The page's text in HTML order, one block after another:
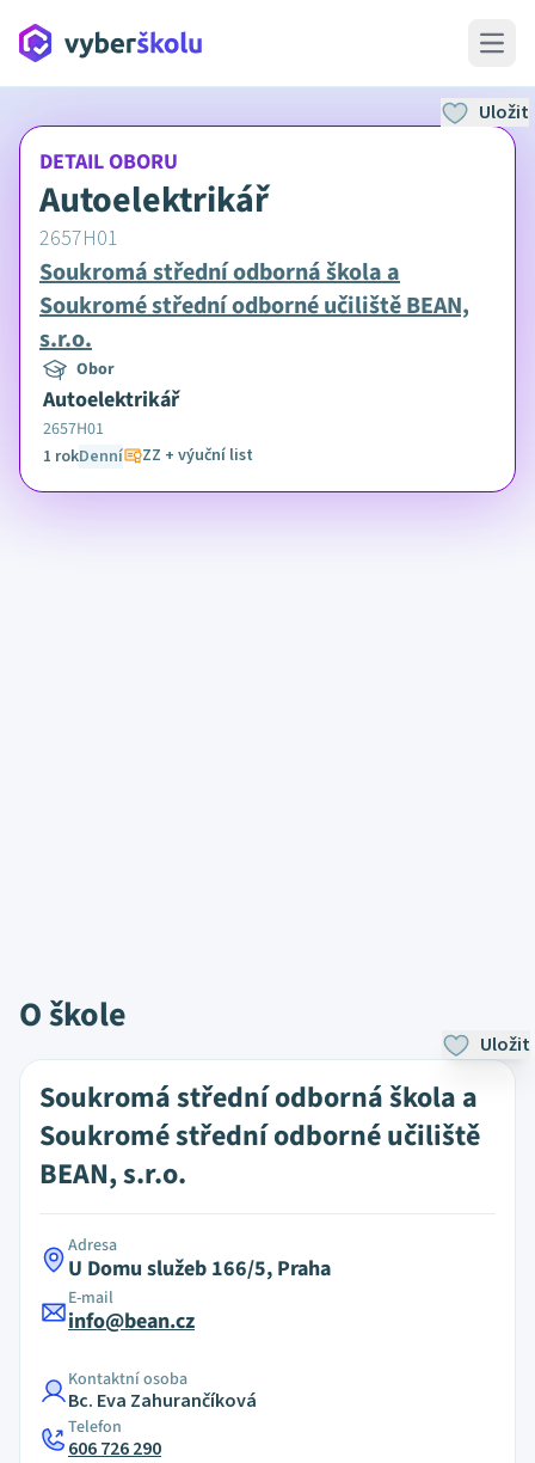
Open
DETAIL OBORU
Autoelektrikář
2657H01
Soukromá střední odborná škola a
Soukromé střední odborné učiliště BEAN,
s.r.o.
Obor
Autoelektrikář
2657H01
1 rokDenní ZZ + výuční list
Uložit
O škole
Uložit
Soukromá střední odborná škola a
Soukromé střední odborné učiliště
BEAN, s.r.o.
Adresa
U Domu služeb 166/5, Praha
E-mail
info@bean.cz
Kontaktní osoba
Bc. Eva Zahurančíková
Telefon
606 726 290